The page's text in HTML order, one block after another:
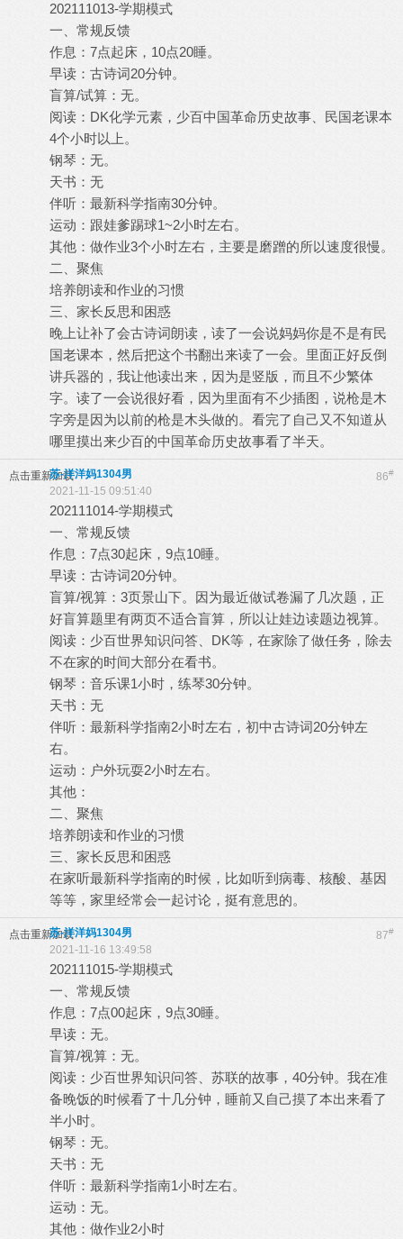
202111013-学期模式
一、常规反馈
作息：7点起床，10点20睡。
早读：古诗词20分钟。
盲算/试算：无。
阅读：DK化学元素，少百中国革命历史故事、民国老课本
4个小时以上。
钢琴：无。
天书：无
伴听：最新科学指南30分钟。
运动：跟娃爹踢球1~2小时左右。
其他：做作业3个小时左右，主要是磨蹭的所以速度很慢。
二、聚焦
培养朗读和作业的习惯
三、家长反思和困惑
晚上让补了会古诗词朗读，读了一会说妈妈你是不是有民
国老课本，然后把这个书翻出来读了一会。里面正好反倒
讲兵器的，我让他读出来，因为是竖版，而且不少繁体
字。读了一会说很好看，因为里面有不少插图，说枪是木
字旁是因为以前的枪是木头做的。看完了自己又不知道从
哪里摸出来少百的中国革命历史故事看了半天。
点击重新加载 86#
苏-洋洋妈1304男
2021-11-15 09:51:40
202111014-学期模式
一、常规反馈
作息：7点30起床，9点10睡。
早读：古诗词20分钟。
盲算/视算：3页景山下。因为最近做试卷漏了几次题，正
好盲算题里有两页不适合盲算，所以让娃边读题边视算。
阅读：少百世界知识问答、DK等，在家除了做任务，除去
不在家的时间大部分在看书。
钢琴：音乐课1小时，练琴30分钟。
天书：无
伴听：最新科学指南2小时左右，初中古诗词20分钟左
右。
运动：户外玩耍2小时左右。
其他：
二、聚焦
培养朗读和作业的习惯
三、家长反思和困惑
在家听最新科学指南的时候，比如听到病毒、核酸、基因
等等，家里经常会一起讨论，挺有意思的。
点击重新加载 87#
苏-洋洋妈1304男
2021-11-16 13:49:58
202111015-学期模式
一、常规反馈
作息：7点00起床，9点30睡。
早读：无。
盲算/视算：无。
阅读：少百世界知识问答、苏联的故事，40分钟。我在准
备晚饭的时候看了十几分钟，睡前又自己摸了本出来看了
半小时。
钢琴：无。
天书：无
伴听：最新科学指南1小时左右。
运动：无。
其他：做作业2小时